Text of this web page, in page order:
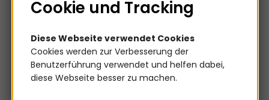
Cookie und Tracking
Diese Webseite verwendet Cookies
Cookies werden zur Verbesserung der
Benutzerführung verwendet und helfen dabei,
diese Webseite besser zu machen.